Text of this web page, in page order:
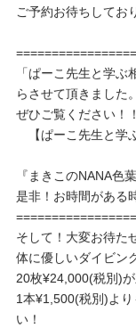
ご予約お待ちしてお
「ぱーこ先生と学
らさせて頂きました。
ぜひご覧ください！！
【ぱーこ先生と学
『まきこのNANA色
是非！お時間がある
そして！大変お待た
体に優しいダイビン
20枚¥24,000(税別)が
1本¥1,500(税別)よ
い！